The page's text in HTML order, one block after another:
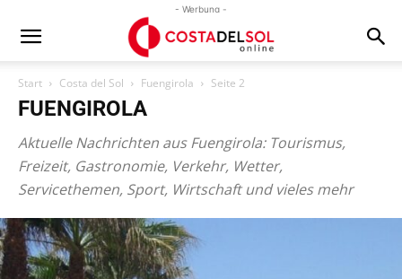
- Werbung -
Start Costa del Sol Fuengirola Seite 2
FUENGIROLA
Aktuelle Nachrichten aus Fuengirola: Tourismus,
Freizeit, Gastronomie, Verkehr, Wetter,
Servicethemen, Sport, Wirtschaft und vieles mehr